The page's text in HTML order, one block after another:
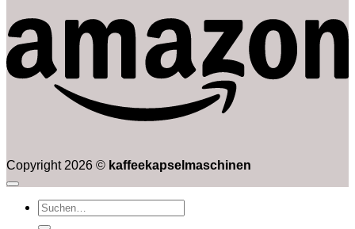
Copyright 2026 © kaffeekapselmaschinen
Suchen
nach: